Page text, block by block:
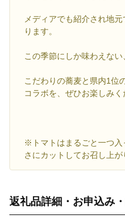
メディアでも紹介され地
ります。
この季節にしか味わえない
こだわりの蕎麦と県内1位
コラボを、ぜひお楽しみく
※トマトはまるごと一つ入
さにカットしてお召し上が
返礼品詳細・お申込み